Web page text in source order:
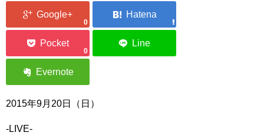
0
0
2015年9月20日（日）
-LIVE-